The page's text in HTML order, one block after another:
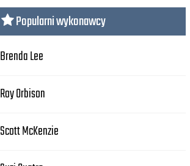
Popularni wykonawcy
Brenda Lee
Roy Orbison
Scott McKenzie